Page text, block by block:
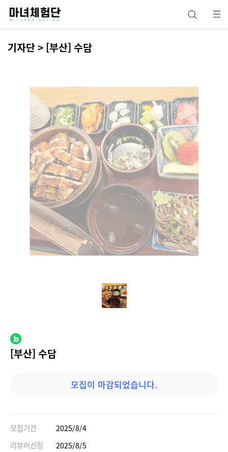
기자단 > [부산] 수담
[부산] 수담
모집이 마감되었습니다.
모집기간
2025/8/4
리뷰어선정
2025/8/5